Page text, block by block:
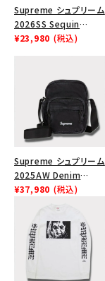
Supreme シュプリーム
2026SS Sequin
Denim Classic Logo
6パネルキャップ ナチュ
¥23,980 (税込)
Supreme シュプリーム
2025AW Denim
Shoulder Bag デニム
¥37,980 (税込)